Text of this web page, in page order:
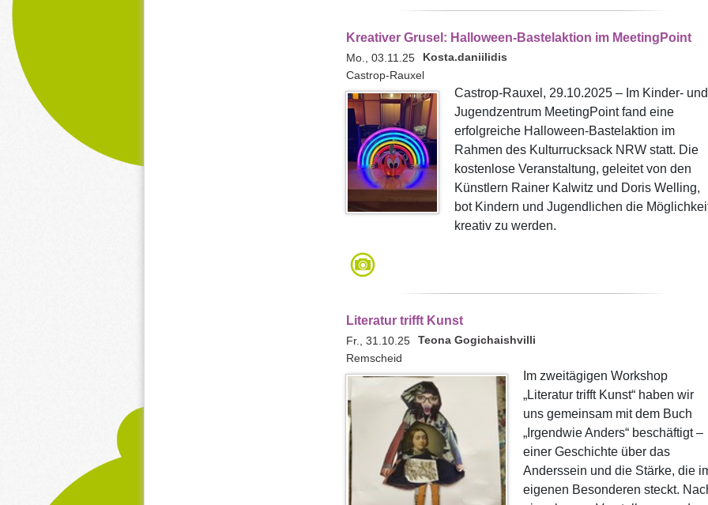
Kreativer Grusel: Halloween-Bastelaktion im MeetingPoint
Mo., 03.11.25 Kosta.daniilidis
Castrop-Rauxel
Castrop-Rauxel, 29.10.2025 – Im Kinder- und
Jugendzentrum MeetingPoint fand eine
erfolgreiche Halloween-Bastelaktion im
Rahmen des Kulturrucksack NRW statt. Die
kostenlose Veranstaltung, geleitet von den
Künstlern Rainer Kalwitz und Doris Welling,
bot Kindern und Jugendlichen die
kreativ zu werden.
Literatur trifft Kunst
Fr., 31.10.25 Teona Gogichaishvilli
Remscheid
Im zweitägigen Workshop
„Literatur trifft Kunst“ haben wir
uns gemeinsam mit dem Buch
„Irgendwie Anders“ beschäftigt –
einer Geschichte über das
Anderssein und die Stärke, die
eigenen Besonderen steckt.